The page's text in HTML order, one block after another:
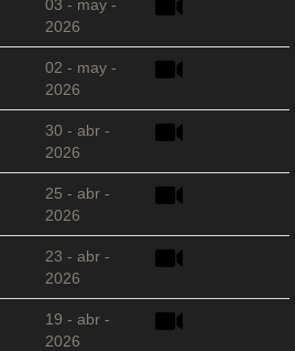
03 - may -
2026
02 - may -
2026
30 - abr -
2026
25 - abr -
2026
23 - abr -
2026
19 - abr -
2026